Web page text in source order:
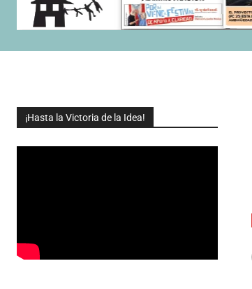
¡Hasta la Victoria de la Idea!